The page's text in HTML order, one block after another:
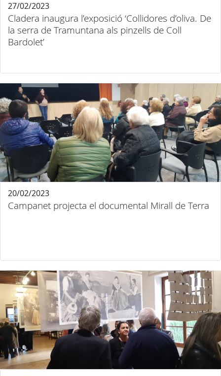
Cladera inaugura l’exposició ‘Collidores d’oliva. De
la serra de Tramuntana als pinzells de Coll
Bardolet’
27/02/2023
Campanet projecta el documental Mirall de Terra
20/02/2023